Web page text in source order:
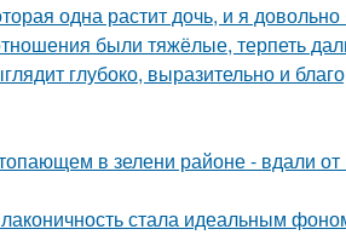
одна растит дочь, и я
были тяжёлые, терпеть
глубоко, выразительно и
в зелени районе - вдали
стала идеальным